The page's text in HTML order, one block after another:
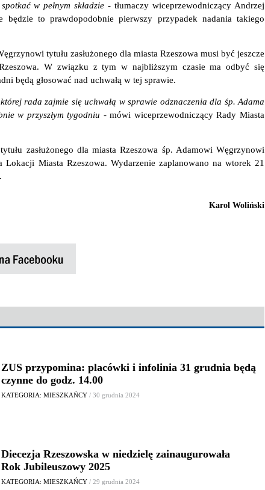
w pełnym składzie -tłumaczy wiceprzewodniczący Andrzej
to prawdopodobnie pierwszy przypadek nadania takiego
tytułu zasłużonego dla miasta Rzeszowa musi być jeszcze
W związku z tym w najbliższym czasie ma odbyć się
będą głosować nad uchwałą w tej sprawie.
rada zajmie się uchwałą w sprawie odznaczenia dla śp. Adama
w przyszłym tygodniu -mówi wiceprzewodniczący Rady Miasta
zasłużonego dla miasta Rzeszowa śp. Adamowi Węgrzynowi
Lokacji Miasta Rzeszowa. Wydarzenie zaplanowano na wtorek 21
Karol Woliński
ZUS przypomina: placówki i infolinia 31 grudnia będą
czynne do godz. 14.00
KATEGORIA: MIESZKAŃCY / 30 grudnia 2024
Diecezja Rzeszowska w niedzielę zainaugurowała
Rok Jubileuszowy 2025
KATEGORIA: MIESZKAŃCY / 29 grudnia 2024